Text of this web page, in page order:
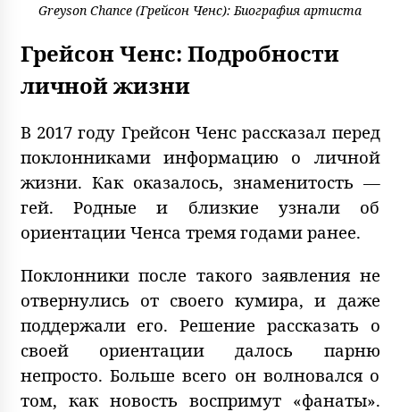
Greyson Chance (Грейсон Ченс): Биография артиста
Грейсон Ченс: Подробности
личной жизни
В 2017 году Грейсон Ченс рассказал перед
поклонниками информацию о личной
жизни. Как оказалось, знаменитость —
гей. Родные и близкие узнали об
ориентации Ченса тремя годами ранее.
Поклонники после такого заявления не
отвернулись от своего кумира, и даже
поддержали его. Решение рассказать о
своей ориентации далось парню
непросто. Больше всего он волновался о
том, как новость воспримут «фанаты».